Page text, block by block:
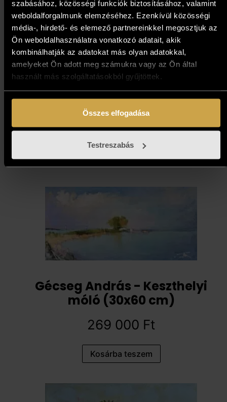
szabásához, közösségi funkciók biztosításához, valamint
weboldalforgalmunk elemzéséhez. Ezenkívül közösségi
média-, hirdető- és elemező partnereinkkel megosztjuk az
Ön weboldalhasználatra vonatkozó adatait, akik
kombinálhatják az adatokat más olyan adatokkal,
amelyeket Ön adott meg számukra vagy az Ön által
használt más szolgáltatásokból gyűjtöttek.
Összes elfogadása
Testreszabás
Gasztonyi Kálmán - New
York, New York (70x90 cm)
769 000Ft
Kosárba teszem
Gécseg András - Keszthelyi
móló (30x60 cm)
269 000 Ft
Kosárba teszem